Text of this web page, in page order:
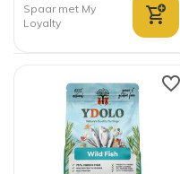
Spaar met My
Loyalty